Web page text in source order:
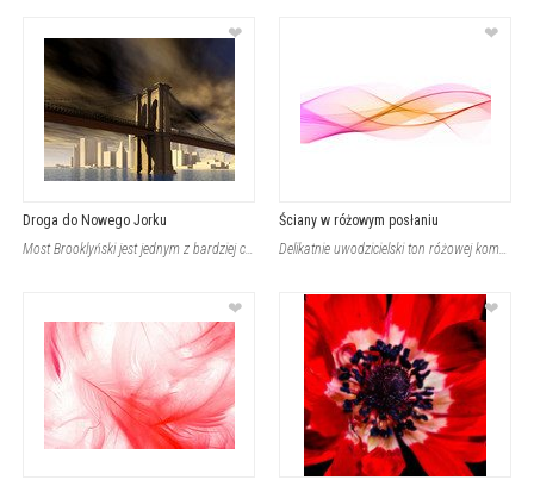
❤
Droga do Nowego Jorku
Most Brooklyński jest jednym z bardziej charakterystycznych obiektów Nowego Jork
❤
Ściany w różowym posłaniu
Delikatnie uwodzicielski ton różowej kompozycji będzie doskonałym elementem deko
❤ ❤